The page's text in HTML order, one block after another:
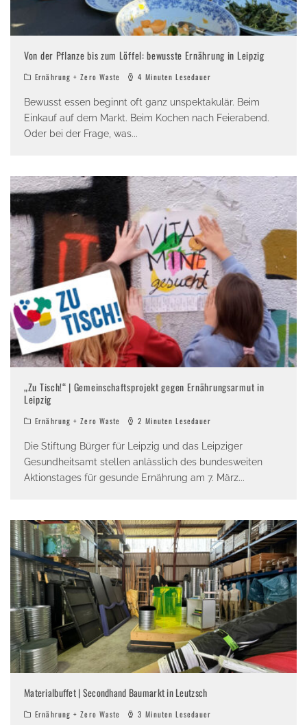
Von der Pflanze bis zum Löffel: bewusste Ernährung in Leipzig
Ernährung + Zero Waste 4 Minuten Lesedauer
Bewusst essen beginnt oft ganz unspektakulär. Beim
Einkauf auf dem Markt. Beim Kochen nach Feierabend.
Oder bei der Frage, was...
„Zu Tisch!“ | Gemeinschaftsprojekt gegen Ernährungsarmut in
Leipzig
Ernährung + Zero Waste 2 Minuten Lesedauer
Die Stiftung Bürger für Leipzig und das Leipziger
Gesundheitsamt stellen anlässlich des bundesweiten
Aktionstages für gesunde Ernährung am 7. März...
Materialbuffet | Secondhand Baumarkt in Leutzsch
Ernährung + Zero Waste 3 Minuten Lesedauer